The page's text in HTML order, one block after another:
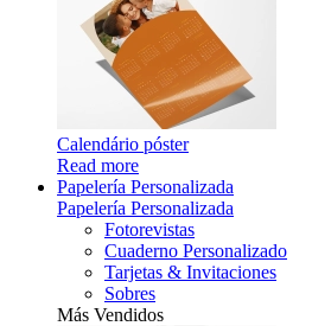
Calendário póster
Read more
Papelería Personalizada
Papelería Personalizada
Fotorevistas
Cuaderno Personalizado
Tarjetas & Invitaciones
Sobres
Más Vendidos